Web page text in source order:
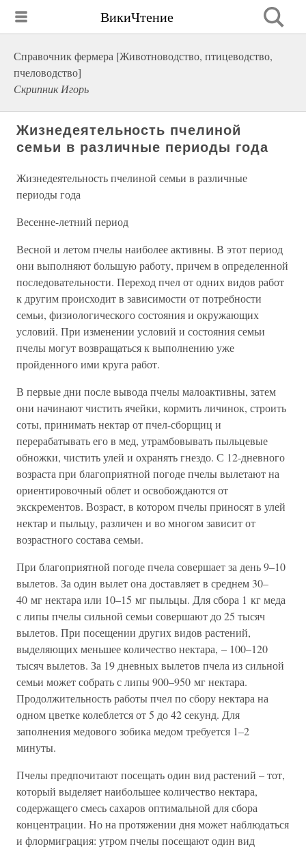
ВикиЧтение
Справочник фермера [Животноводство, птицеводство,
пчеловодство]
Скрипник Игорь
Жизнедеятельность пчелиной
семьи в различные периоды года
Жизнедеятельность пчелиной семьи в различные
периоды года
Весенне-летний период
Весной и летом пчелы наиболее активны. В этот период
они выполняют большую работу, причем в определенной
последовательности. Переход пчел от одних видов работ
к другим происходит в зависимости от потребности
семьи, физиологического состояния и окружающих
условий. При изменении условий и состояния семьи
пчелы могут возвращаться к выполнению уже
пройденного ими круга работ.
В первые дни после вывода пчелы малоактивны, затем
они начинают чистить ячейки, кормить личинок, строить
соты, принимать нектар от пчел-сборщиц и
перерабатывать его в мед, утрамбовывать пыльцевые
обножки, чистить улей и охранять гнездо. С 12-дневного
возраста при благоприятной погоде пчелы вылетают на
ориентировочный облет и освобождаются от
экскрементов. Возраст, в котором пчелы приносят в улей
нектар и пыльцу, различен и во многом зависит от
возрастного состава семьи.
При благоприятной погоде пчела совершает за день 9–10
вылетов. За один вылет она доставляет в среднем 30–
40 мг нектара или 10–15 мг пыльцы. Для сбора 1 кг меда
с липы пчелы сильной семьи совершают до 25 тысяч
вылетов. При посещении других видов растений,
выделяющих меньшее количество нектара, – 100–120
тысяч вылетов. За 19 дневных вылетов пчела из сильной
семьи может собрать с липы 900–950 мг нектара.
Продолжительность работы пчел по сбору нектара на
одном цветке колеблется от 5 до 42 секунд. Для
заполнения медового зобика медом требуется 1–2
минуты.
Пчелы предпочитают посещать один вид растений – тот,
который выделяет наибольшее количество нектара,
содержащего смесь сахаров оптимальной для сбора
концентрации. Но на протяжении дня может наблюдаться
и флормиграция: утром пчелы посещают один вид